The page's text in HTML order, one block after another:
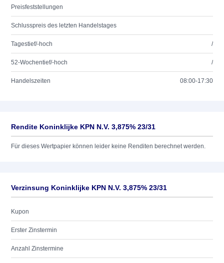
Preisfeststellungen
Schlusspreis des letzten Handelstages
Tagestief/-hoch /
52-Wochentief/-hoch /
Handelszeiten 08:00-17:30
Rendite Koninklijke KPN N.V. 3,875% 23/31
Für dieses Wertpapier können leider keine Renditen berechnet werden.
Verzinsung Koninklijke KPN N.V. 3,875% 23/31
Kupon
Erster Zinstermin
Anzahl Zinstermine